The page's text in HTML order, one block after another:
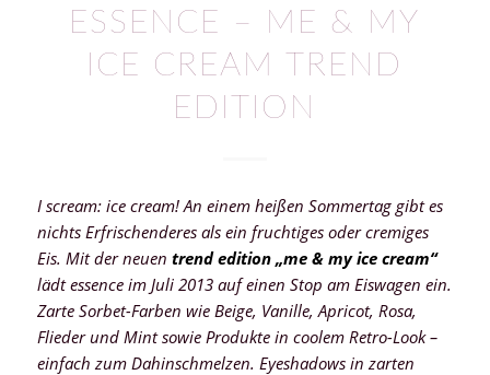
ESSENCE – ME & MY
ICE CREAM TREND
EDITION
I scream: ice cream! An einem heißen Sommertag gibt es
nichts Erfrischenderes als ein fruchtiges oder cremiges
Eis. Mit der neuen trend edition „me & my ice cream“
lädt essence im Juli 2013 auf einen Stop am Eiswagen ein.
Zarte Sorbet-Farben wie Beige, Vanille, Apricot, Rosa,
Flieder und Mint sowie Produkte in coolem Retro-Look –
einfach zum Dahinschmelzen. Eyeshadows in zarten